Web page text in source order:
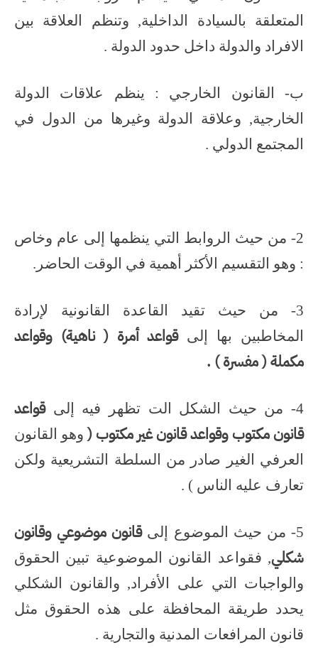
المتعلقة بالسيادة الداخلية, وتنظم العلاقة بين
الافراد والدولة داخل حدود الدولة .
ب- القانون الخارجي : ينظم علاقات الدولة
الخارجية, وعلاقة الدولة وغيرها من الدول في
المجتمع الدولي .
2- من حيث الروابط التي ينظمها إلى عام وخاص
: وهو التقسيم الأكثر أهمية في الوقت الحاضر.
3- من حيث تقيد القاعدة القانونية لإرادة
المخاطبين بها إلىقواعد أمرة ( ناهية) وقواعد
مكملة ( مفسرة ) .
4- من حيث الشكل الت تظهر فيه إلى
قواعد
قانون مكتوب وقواعد قانون غير مكتوب ( وهو القانون
العرفي الغير صادر من السلطة التشريعية ولكن
تعارف عليه الناس ) .
5- من حيث الموضوع إلى
قانون موضوعي وقانون
شكلي, فقواعد القانون الموضوعية تبين الحقوق
والواجبات التي على الأفراد, والقانون الشكلي
يحدد طريقة المحافظة على هذه الحقوق مثل
قانون المرافعات المدنية والتجارية .